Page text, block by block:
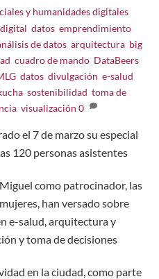
y humanidades digitales
datos, emprendimiento,
de datos, arquitectura, big
cuadro de mando, DataBeers,
datos divulgación e-salud
sostenibilidad toma de
, visualización 0
el 7 de marzo su especial
120 personas asistentes
como patrocinador, las
han versado sobre
e-salud, arquitectura y
y toma de decisiones
en la ciudad, como parte